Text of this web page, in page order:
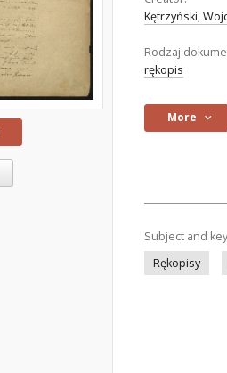
Kętrzyński,
Rodzaj
rękopis
More
Subject and
Rękopisy